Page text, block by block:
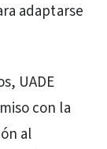
adaptarse
UADE
con la
al